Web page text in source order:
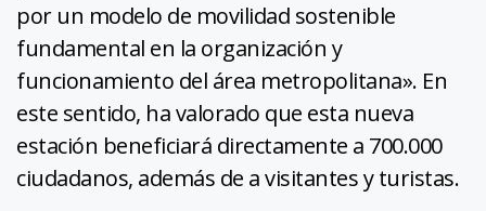
por un modelo de movilidad sostenible
fundamental en la organización y
funcionamiento del área metropolitana». En
este sentido, ha valorado que esta nueva
estación beneficiará directamente a 700.000
ciudadanos, además de a visitantes y turistas.